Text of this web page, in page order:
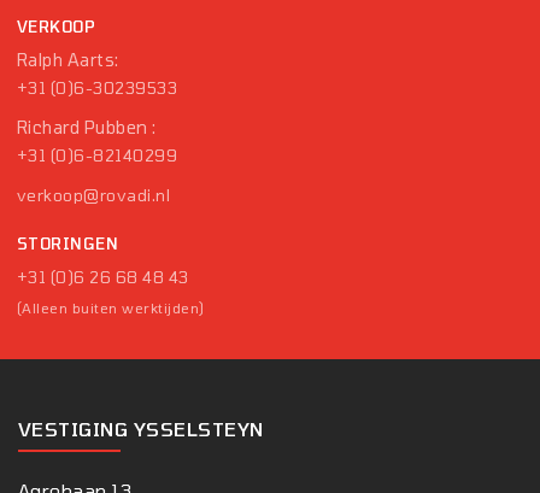
VERKOOP
Ralph Aarts:
+31 (0)6-30239533
Richard Pubben :
+31 (0)6-82140299
verkoop@rovadi.nl
STORINGEN
+31 (0)6 26 68 48 43
(Alleen buiten werktijden)
VESTIGING YSSELSTEYN